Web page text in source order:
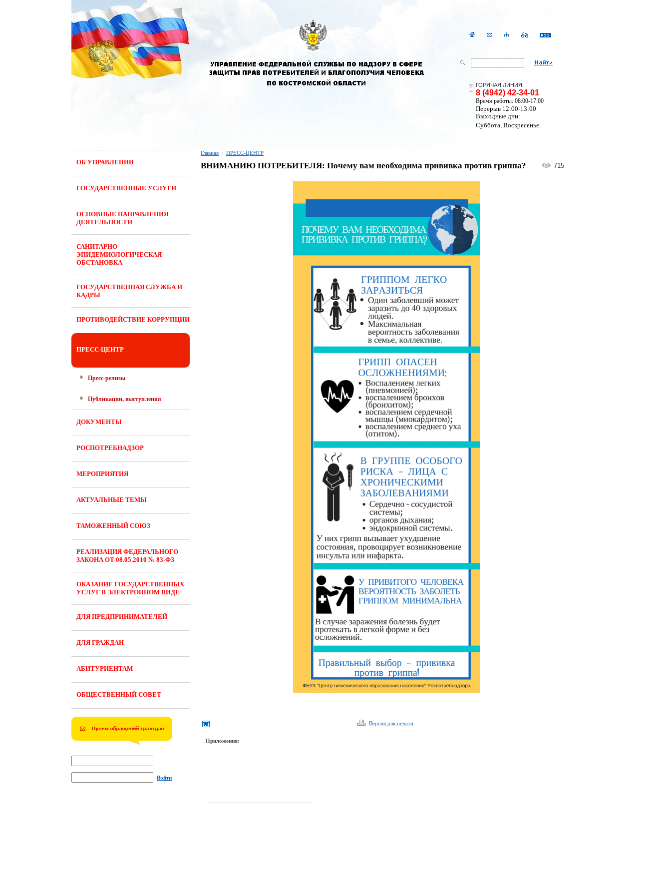
ГОРЯЧАЯ ЛИНИЯ
8 (4942) 42-34-01
Время работы: 08:00-17:00
Перерыв 12:00-13:00
Выходные дни:
Суббота, Воскресенье.
ОБ УПРАВЛЕНИИ
ГОСУДАРСТВЕННЫЕ УСЛУГИ
ОСНОВНЫЕ НАПРАВЛЕНИЯ
ДЕЯТЕЛЬНОСТИ
САНИТАРНО-
ЭПИДЕМИОЛОГИЧЕСКАЯ
ОБСТАНОВКА
ГОСУДАРСТВЕННАЯ СЛУЖБА И
КАДРЫ
ПРОТИВОДЕЙСТВИЕ КОРРУПЦИИ
ПРЕСС-ЦЕНТР
Пресс-релизы
Публикации, выступления
ДОКУМЕНТЫ
РОСПОТРЕБНАДЗОР
МЕРОПРИЯТИЯ
АКТУАЛЬНЫЕ ТЕМЫ
ТАМОЖЕННЫЙ СОЮЗ
РЕАЛИЗАЦИЯ ФЕДЕРАЛЬНОГО
ЗАКОНА ОТ 08.05.2010 № 83-ФЗ
ОКАЗАНИЕ ГОСУДАРСТВЕННЫХ
УСЛУГ В ЭЛЕКТРОННОМ ВИДЕ
ДЛЯ ПРЕДПРИНИМАТЕЛЕЙ
ДЛЯ ГРАЖДАН
АБИТУРИЕНТАМ
ОБЩЕСТВЕННЫЙ СОВЕТ
Войти
Главная / ПРЕСС-ЦЕНТР
ВНИМАНИЮ ПОТРЕБИТЕЛЯ: Почему вам необходима прививка против гриппа? 715
Версия для печати
Приложения: